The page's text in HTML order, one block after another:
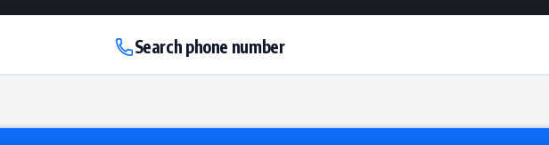
Search phone number